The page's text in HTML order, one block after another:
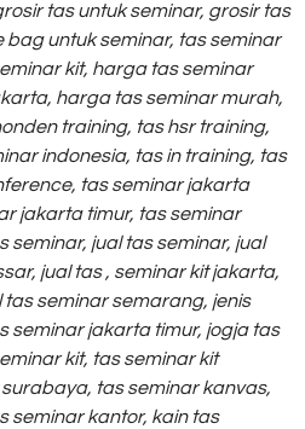
tas untuk seminar, grosir tas
bag untuk seminar, tas seminar
kit, harga tas seminar
harga tas seminar murah,
training, tas hsr training,
indonesia, tas in training, tas
tas seminar jakarta
jakarta timur, tas seminar
seminar, jual tas seminar, jual
jual tas , seminar kit jakarta,
tas seminar semarang, jenis
seminar jakarta timur, jogja tas
kit, tas seminar kit
surabaya, tas seminar kanvas,
seminar kantor, kain tas